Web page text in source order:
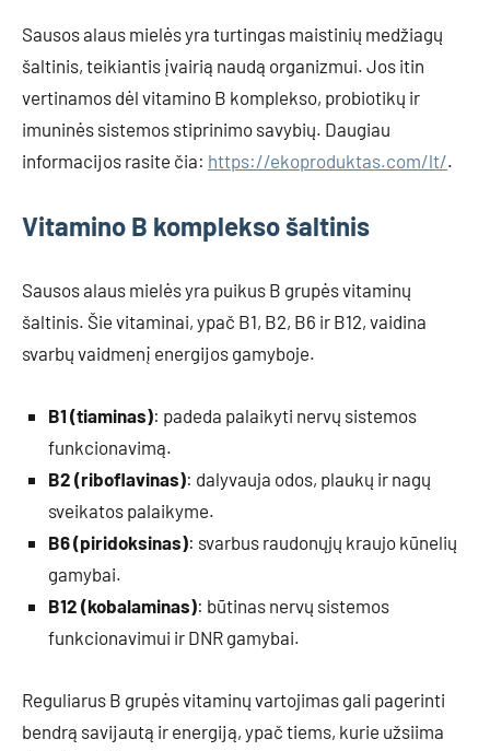
Sausos alaus mielės yra turtingas maistinių medžiagų
šaltinis, teikiantis įvairią naudą organizmui. Jos itin
vertinamos dėl vitamino B komplekso, probiotikų ir
imuninės sistemos stiprinimo savybių. Daugiau
informacijos rasite čia: https://ekoproduktas.com/lt/.
Vitamino B komplekso šaltinis
Sausos alaus mielės yra puikus B grupės vitaminų
šaltinis. Šie vitaminai, ypač B1, B2, B6 ir B12, vaidina
svarbų vaidmenį energijos gamyboje.
B1 (tiaminas): padeda palaikyti nervų sistemos
funkcionavimą.
B2 (riboflavinas): dalyvauja odos, plaukų ir nagų
sveikatos palaikyme.
B6 (piridoksinas): svarbus raudonųjų kraujo kūnelių
gamybai.
B12 (kobalaminas): būtinas nervų sistemos
funkcionavimui ir DNR gamybai.
Reguliarus B grupės vitaminų vartojimas gali pagerinti
bendrą savijautą ir energiją, ypač tiems, kurie užsiima